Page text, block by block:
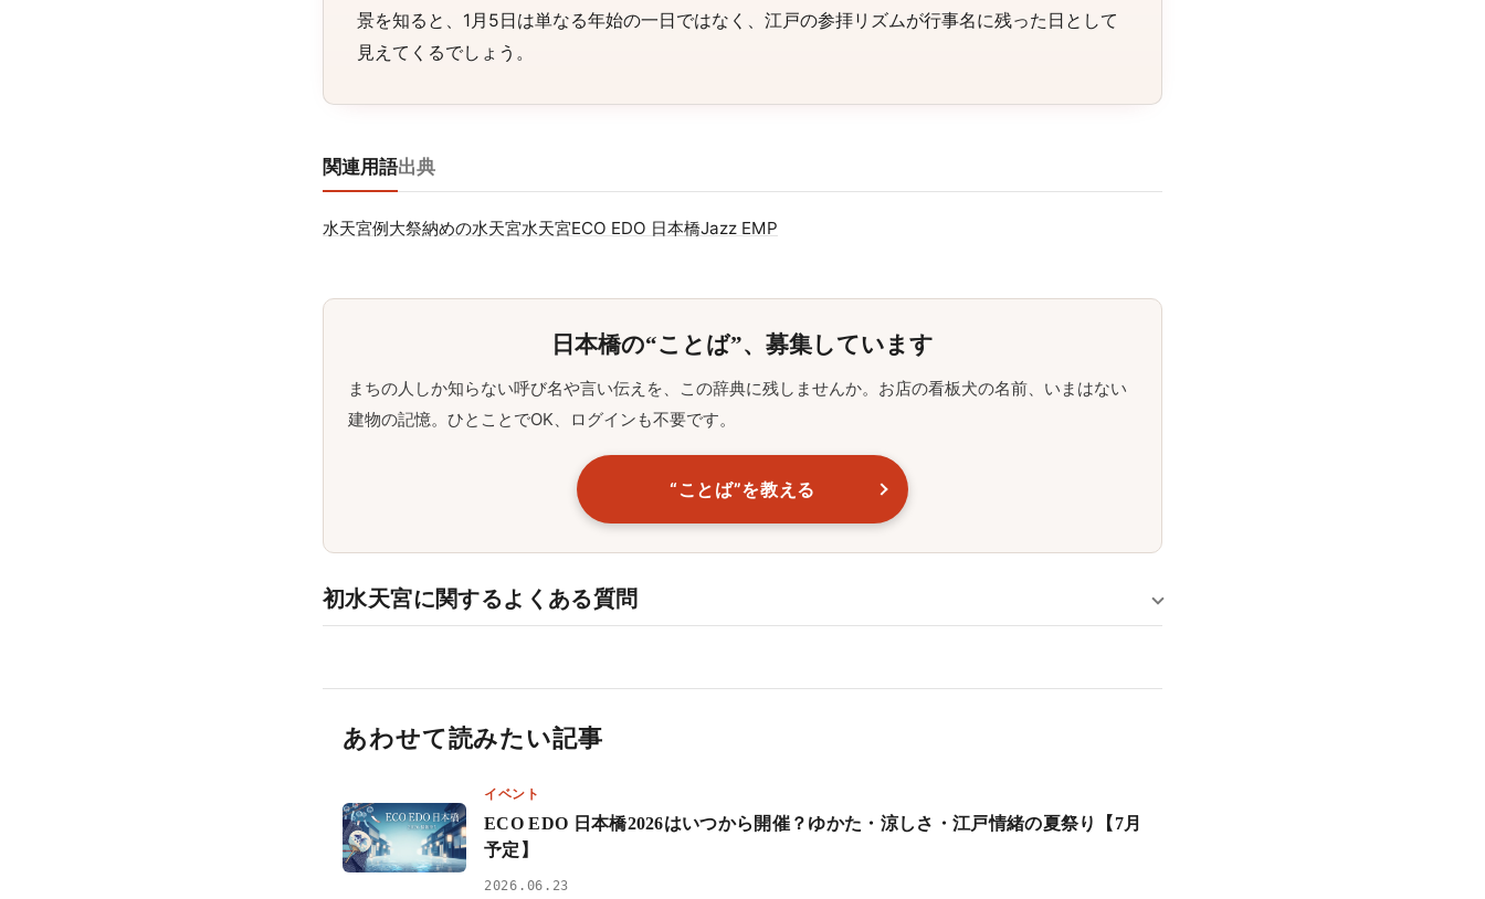
景を知ると、1月5日は単なる年始の一日ではなく、江戸の参拝リズムが行事名に残った日として
見えてくるでしょう。
関連用語出典
水天宮例大祭納めの水天宮水天宮ECO EDO 日本橋Jazz EMP
日本橋の“ことば”、募集しています
まちの人しか知らない呼び名や言い伝えを、この辞典に残しませんか。お店の看板犬の名前、いまはない
建物の記憶。ひとことでOK、ログインも不要です。
“ことば”を教える
初水天宮に関するよくある質問
あわせて読みたい記事
イベント
ECO EDO 日本橋2026はいつから開催？ゆかた・涼しさ・江戸情緒の夏祭り【7月
予定】
2026.06.23